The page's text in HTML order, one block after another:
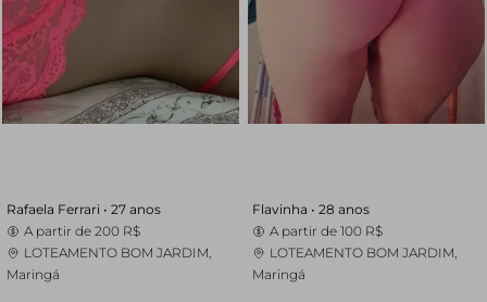
Rafaela Ferrari • 27 anos
A partir de 200 R$
LOTEAMENTO BOM JARDIM,
Maringá
Flavinha • 28 anos
A partir de 100 R$
LOTEAMENTO BOM JARDIM,
Maringá